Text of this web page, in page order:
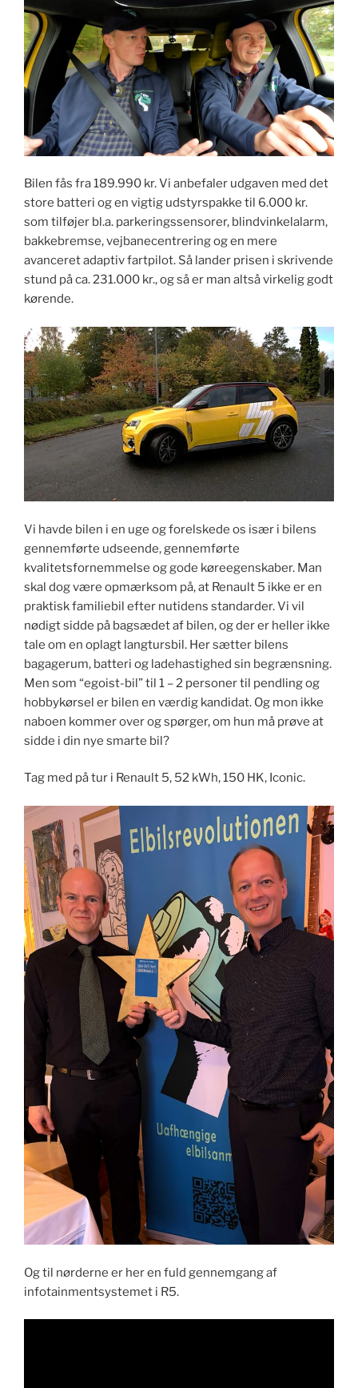
Bilen fås fra 189.990 kr. Vi anbefaler udgaven med det
store batteri og en vigtig udstyrspakke til 6.000 kr.
som tilføjer bl.a. parkeringssensorer, blindvinkelalarm,
bakkebremse, vejbanecentrering og en mere
avanceret adaptiv fartpilot. Så lander prisen i skrivende
stund på ca. 231.000 kr., og så er man altså virkelig godt
kørende.
Vi havde bilen i en uge og forelskede os især i bilens
gennemførte udseende, gennemførte
kvalitetsfornemmelse og gode køreegenskaber. Man
skal dog være opmærksom på, at Renault 5 ikke er en
praktisk familiebil efter nutidens standarder. Vi vil
nødigt sidde på bagsædet af bilen, og der er heller ikke
tale om en oplagt langtursbil. Her sætter bilens
bagagerum, batteri og ladehastighed sin begrænsning.
Men som “egoist-bil” til 1 – 2 personer til pendling og
hobbykørsel er bilen en værdig kandidat. Og mon ikke
naboen kommer over og spørger, om hun må prøve at
sidde i din nye smarte bil?
Tag med på tur i Renault 5, 52 kWh, 150 HK, Iconic.
Og til nørderne er her en fuld gennemgang af
infotainmentsystemet i R5.